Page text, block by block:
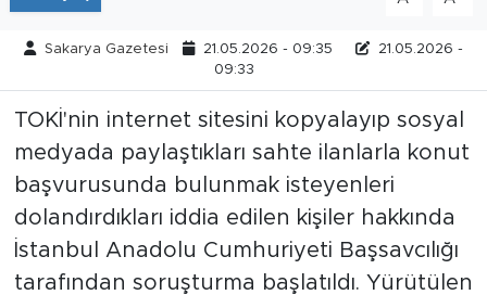
Sakarya Gazetesi 21.05.2026 - 09:35
21.05.2026 -
09:33
TOKİ'nin internet sitesini kopyalayıp sosyal
medyada paylaştıkları sahte ilanlarla konut
başvurusunda bulunmak isteyenleri
dolandırdıkları iddia edilen kişiler hakkında
İstanbul Anadolu Cumhuriyeti Başsavcılığı
tarafından soruşturma başlatıldı. Yürütülen
Teknoloji